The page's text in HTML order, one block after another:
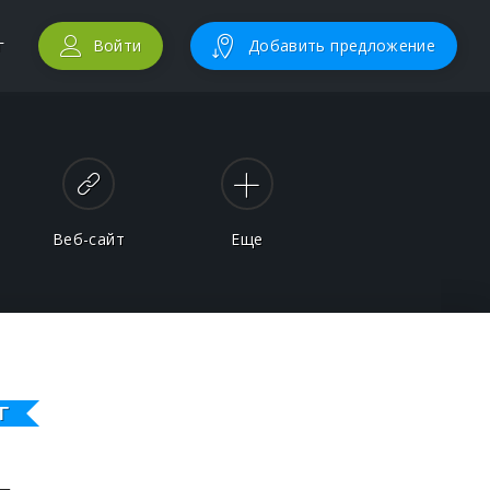
Войти Добавить предложение
Веб-сайт Еще